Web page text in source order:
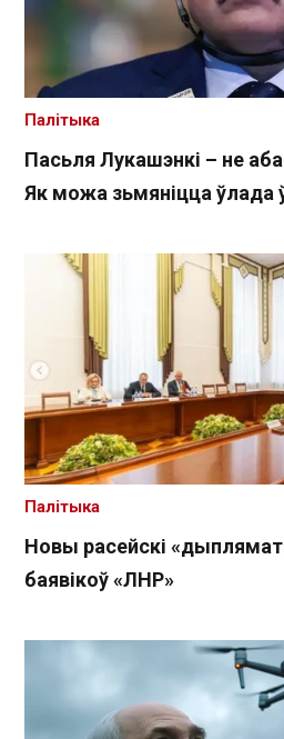
Пасьля Лукашэнкі – не
Як можа зьмяніцца ўлада
Палітыка
Новы расейскі
баявікоў «ЛНР»
Палітыка